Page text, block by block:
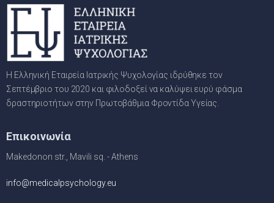
Η Ελληνική Εταιρεία Ιατρικής Ψυχολογίας ιδρύθηκε τον
Σεπτέμβριο του 2020 και φιλοδοξεί να καλύψει ευρύ φάσμα
δραστηριοτήτων στην Πρωτοβάθμια Φροντίδα Υγείας.
Επικοινωνία
Makedonon str., Mavili sq. - Athens
info@medicalpsychology.eu